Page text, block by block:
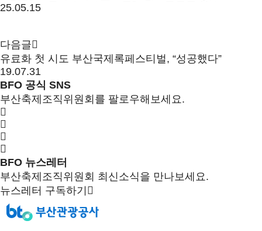
25.05.15
다음글
유료화 첫 시도 부산국제록페스티벌, “성공했다”
19.07.31
BFO 공식 SNS
부산축제조직위원회를 팔로우해보세요.
BFO 뉴스레터
부산축제조직위원회 최신소식을 만나보세요.
뉴스레터 구독하기